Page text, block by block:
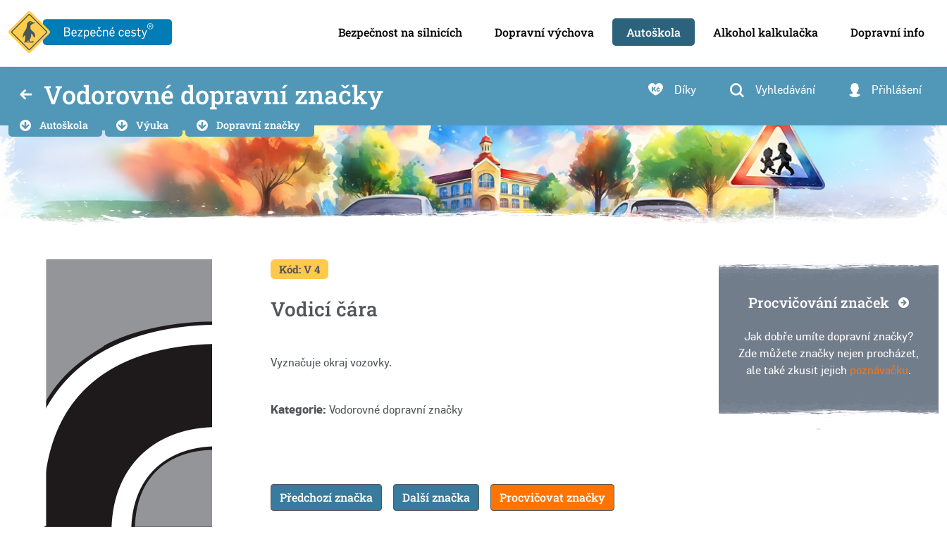
Bezpečnost na silnicích Dopravní výchova Autoškola Alkohol kalkulačka Dopravní info
Vodorovné dopravní značky Díky Vyhledávání Přihlášení
Autoškola Výuka Dopravní značky
Kód: V 4
Vodicí čára
Vyznačuje okraj vozovky.
Kategorie: Vodorovné dopravní značky
Předchozí značka Další značka Procvičovat značky
Procvičování značek
Jak dobře umíte dopravní značky?
Zde můžete značky nejen procházet,
ale také zkusit jejich poznávačku.